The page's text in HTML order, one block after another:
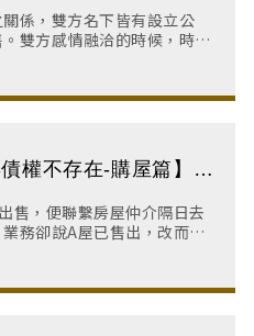
係，雙方名下皆有設立公
雙方感情融洽的時候，時常
流往來。然而兩造分手後，
人返還借款，並以當
權不存在-購屋篇】律
售，便聯繫房屋仲介隔日去
務卻說A屋已售出，改而推
B屋周邊行情價皆為2200萬
人便給付10